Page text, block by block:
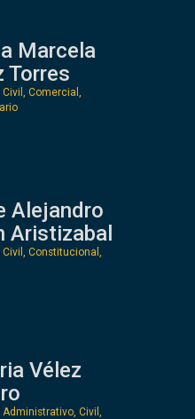
Marcela
Torres
Comercial,
Alejandro
Aristizabal
Constitucional,
Vélez
Civil,